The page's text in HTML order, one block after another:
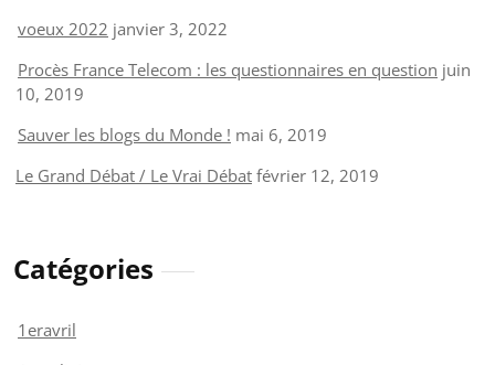
voeux 2022 janvier 3, 2022
Procès France Telecom : les questionnaires en question juin
10, 2019
Sauver les blogs du Monde ! mai 6, 2019
Le Grand Débat / Le Vrai Débat février 12, 2019
Catégories
1eravril